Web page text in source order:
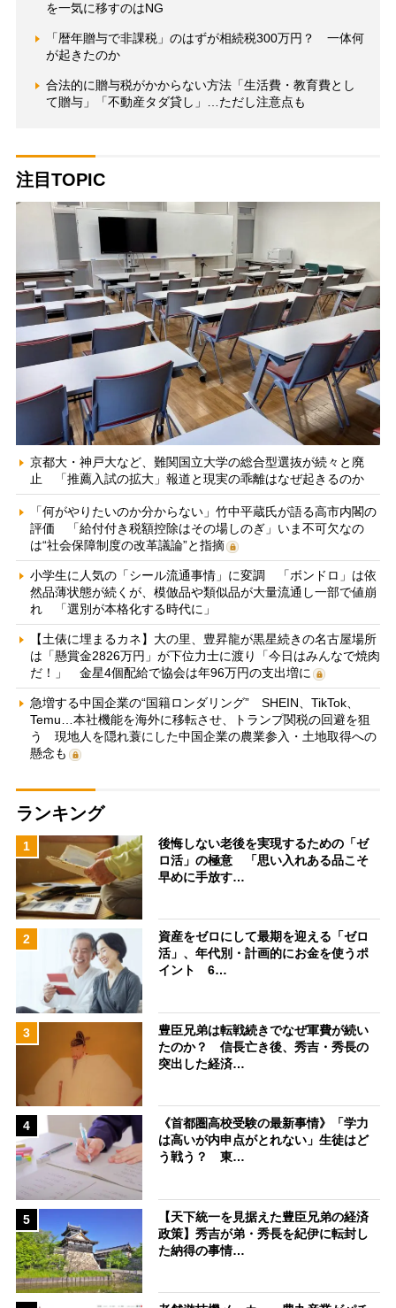
を一気に移すのはNG
「暦年贈与で非課税」のはずが相続税300万円？ 一体何
が起きたのか
合法的に贈与税がかからない方法「生活費・教育費とし
て贈与」「不動産タダ貸し」…ただし注意点も
注目TOPIC
京都大・神戸大など、難関国立大学の総合型選抜が続々と廃
止 「推薦入試の拡大」報道と現実の乖離はなぜ起きるのか
「何がやりたいのか分からない」竹中平蔵氏が語る高市内閣の
評価 「給付付き税額控除はその場しのぎ」いま不可欠なの
は“社会保障制度の改革議論”と指摘
小学生に人気の「シール流通事情」に変調 「ボンドロ」は依
然品薄状態が続くが、模倣品や類似品が大量流通し一部で値崩
れ 「選別が本格化する時代に」
【土俵に埋まるカネ】大の里、豊昇龍が黒星続きの名古屋場所
は「懸賞金2826万円」が下位力士に渡り「今日はみんなで焼肉
だ！」 金星4個配給で協会は年96万円の支出増に
急増する中国企業の“国籍ロンダリング” SHEIN、TikTok、
Temu…本社機能を海外に移転させ、トランプ関税の回避を狙
う 現地人を隠れ蓑にした中国企業の農業参入・土地取得への
懸念も
ランキング
1
後悔しない老後を実現するための「ゼ
ロ活」の極意 「思い入れある品こそ
早めに手放す…
2
資産をゼロにして最期を迎える「ゼロ
活」、年代別・計画的にお金を使うポ
イント 6…
3
豊臣兄弟は転戦続きでなぜ軍費が続い
たのか？ 信長亡き後、秀吉・秀長の
突出した経済…
4
《首都圏高校受験の最新事情》「学力
は高いが内申点がとれない」生徒はど
う戦う？ 東…
5
【天下統一を見据えた豊臣兄弟の経済
政策】秀吉が弟・秀長を紀伊に転封し
た納得の事情…